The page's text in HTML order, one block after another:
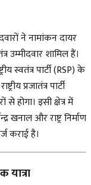
ने नामांकन दायर
उम्मीदवारशामिल हैं।
स्वतंत्र पार्टी (RSP) के
प्रजातंत्र पार्टी
होगा। इसी क्षेत्र में
खनाल और राष्ट्र निर्माण
कराई है।